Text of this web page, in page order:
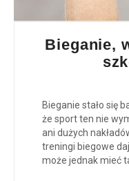
Bieganie,
Bieganie stało się
że sport ten nie
ani dużych
treningi biegowe
może jednak mieć